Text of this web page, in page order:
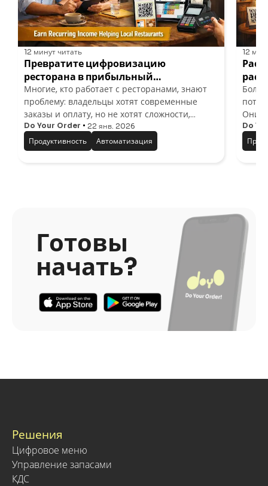
12 минут читать
Превратите цифровизацию
ресторана в прибыльный
дополнительный бизнес
Многие, кто работает с ресторанами, знают
проблему: владельцы хотят современные
заказы и оплату, но не хотят сложности,
дорогого оборудования или длинных
контрактов. Что меньше людей понимают —
этот разрыв создаётреальную возможность
Do Your Order
22 янв. 2026
Продуктивность
Автоматизация
12
Они
Do
Готовы
начать?
Решения
Цифровое меню
Управление запасами
КДС